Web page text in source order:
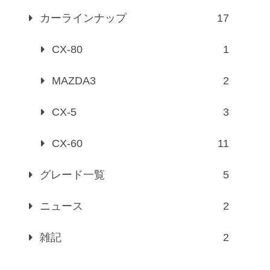
カーラインナップ 17
CX-80 1
MAZDA3 2
CX-5 3
CX-60 11
グレード一覧 5
ニュース 2
雑記 2